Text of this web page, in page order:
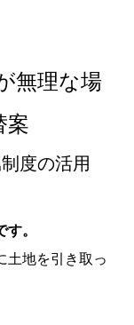
無理な場
案
度の活用
。
土地を引き取っ